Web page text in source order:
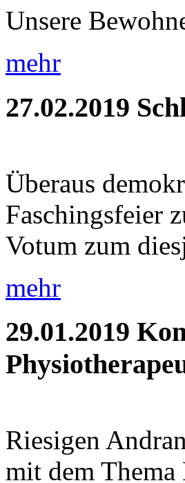
Unsere
mehr
27.02.2019
Überaus
Faschingsfeier
Votum zum
mehr
29.01.2019
Riesigen
mit dem